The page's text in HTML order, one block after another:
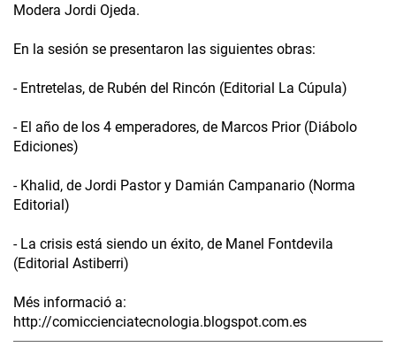
Modera Jordi Ojeda.
En la sesión se presentaron las siguientes obras:
- Entretelas, de Rubén del Rincón (Editorial La Cúpula)
- El año de los 4 emperadores, de Marcos Prior (Diábolo
Ediciones)
- Khalid, de Jordi Pastor y Damián Campanario (Norma
Editorial)
- La crisis está siendo un éxito, de Manel Fontdevila
(Editorial Astiberri)
Més informació a:
http://comiccienciatecnologia.blogspot.com.es